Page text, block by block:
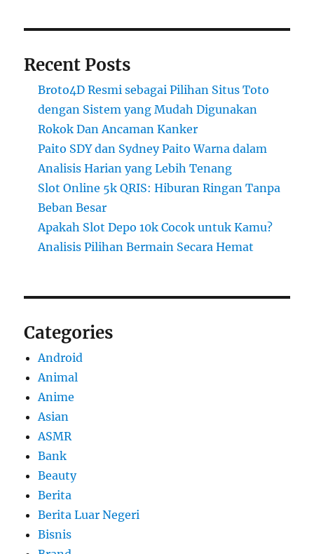
Recent Posts
Broto4D Resmi sebagai Pilihan Situs Toto
dengan Sistem yang Mudah Digunakan
Rokok Dan Ancaman Kanker
Paito SDY dan Sydney Paito Warna dalam
Analisis Harian yang Lebih Tenang
Slot Online 5k QRIS: Hiburan Ringan Tanpa
Beban Besar
Apakah Slot Depo 10k Cocok untuk Kamu?
Analisis Pilihan Bermain Secara Hemat
Categories
Android
Animal
Anime
Asian
ASMR
Bank
Beauty
Berita
Berita Luar Negeri
Bisnis